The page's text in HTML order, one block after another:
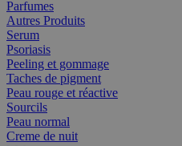
Parfumes
Autres Produits
Serum
Psoriasis
Peeling et gommage
Taches de pigment
Peau rouge et réactive
Sourcils
Peau normal
Creme de nuit